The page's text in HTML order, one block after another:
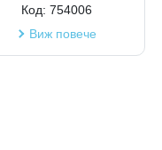
Код: 754006
Виж повече